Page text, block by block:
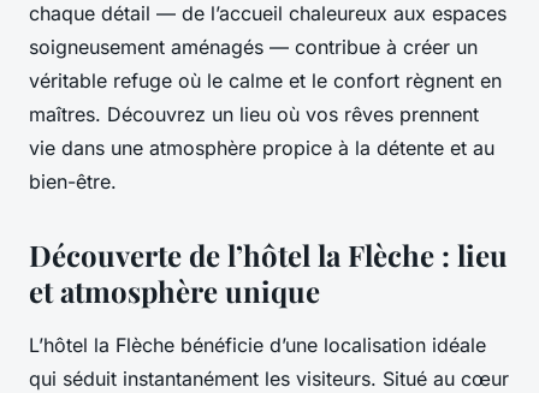
chaque détail — de l’accueil chaleureux aux espaces
soigneusement aménagés — contribue à créer un
véritable refuge où le calme et le confort règnent en
maîtres. Découvrez un lieu où vos rêves prennent
vie dans une atmosphère propice à la détente et au
bien-être.
Découverte de l’hôtel la Flèche : lieu
et atmosphère unique
L’hôtel la Flèche bénéficie d’une localisation idéale
qui séduit instantanément les visiteurs. Situé au cœur